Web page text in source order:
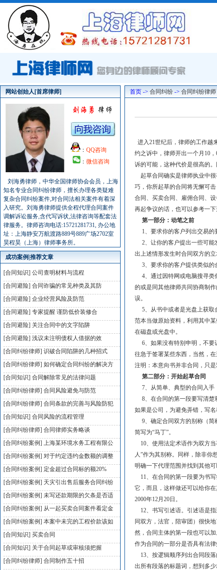
网站创始人[首席律师]
： QQ咨询
： 微信咨询
刘海勇律师，中华全国律师协会会员，上海
知名专业合同纠纷律师，擅长办理各类疑难
复杂合同纠纷案件,对合同法相关案件有着深
入研究。刘海勇律师提供全程代理合同案件
调解诉讼服务,含代写诉状,法律咨询等配套法
律服务。律师咨询电话:15721281731, 办公地
址：上海静安万航渡路889号889广场2702室
昊程昊（上海）律师事务所。
成功案例|推荐文章
[合同知识] 公司查明材料与流程
[合同避险] 合同诈骗的常见种类及其防
[合同避险] 企业经营风险及防范
[合同避险] 专家提醒 谨防低价装修合
[合同避险] 关注合同中的文字陷阱
[合同避险] 浅议未注明债权人借据的效
[合同纠纷律师] 识破合同陷阱的几种招式
[合同纠纷律师] 如何确定合同纠纷的解决方
[合同知识] 合同解除常见的法律问题
[合同纠纷律师] 合同风险避免与防范
[合同纠纷律师] 合同条款的完善与风险防犯
[合同知识] 合同风险的流程管理
[合同纠纷律师] 合同律师实务略谈
[合同纠纷案例] 上海某环境水务工程有限公
[合同纠纷案例] 对于约定违约金数额的调整
[合同纠纷案例] 定金超过合同标的额20%
[合同纠纷案例] 天灾引出售后服务合同纠纷
[合同纠纷案例] 未写还款期限的欠条是否适
[合同纠纷案例] 从一起买卖合同案件看定金
[合同纠纷案例] 本案中未完的工程价款该如
[合同知识] 买卖合同
[合同知识] 关于合同起草或审核须把握
[合同纠纷律师] 合同制作五十招
首页 -> 合同纠纷 -> 合同纠纷律师
进入21世纪后，律师的工作越
约之诉中，律师开出一个月10
诉的可能，这种代价是很高的
起草合同确实是律师执业中很
巧，你所起草的合同将无懈可
合同、买卖合同、雇佣合同、
再起争议的话，也可以参考一
第一部分：动笔之前
1、要求你的客户列出交易的
2、让你的客户提出一些可能
出上述情形发生时合同双方的
3、要求你的客户提供类似的
4、通过因特网或电脑搜寻类
的或是同其他律师共同协商制
误。
5、从书中或者是光盘上获取
范本当做原始资料，利用其中
在磁盘或光盘中。
6、如果没有特别申明，不要
往急于签署某些东西，当然，
注明：本意向书并非合同，只
第二部分：开始起草合同
7、从简单、典型的合同入手
8、在合同的第一段要写清楚
如果是公司，为避免弄错，写
9、确定合同双方的别称（简
简写为“马丁”。
10、使用法定术语作为双方
人”作为其别称。同样，除非你
明确一下代理范围并找到其他
11、在合同的第一段要为书
它，而且，这样做还可以给你
2000年12月20日。
12、书写引述语。引述语是
同双方，法官，陪审团）很快
然，合同主体的第一段也可以
作为合同的一部分是否具有法
13、按逻辑顺序列出合同段
出所有段落的标题词，想到多